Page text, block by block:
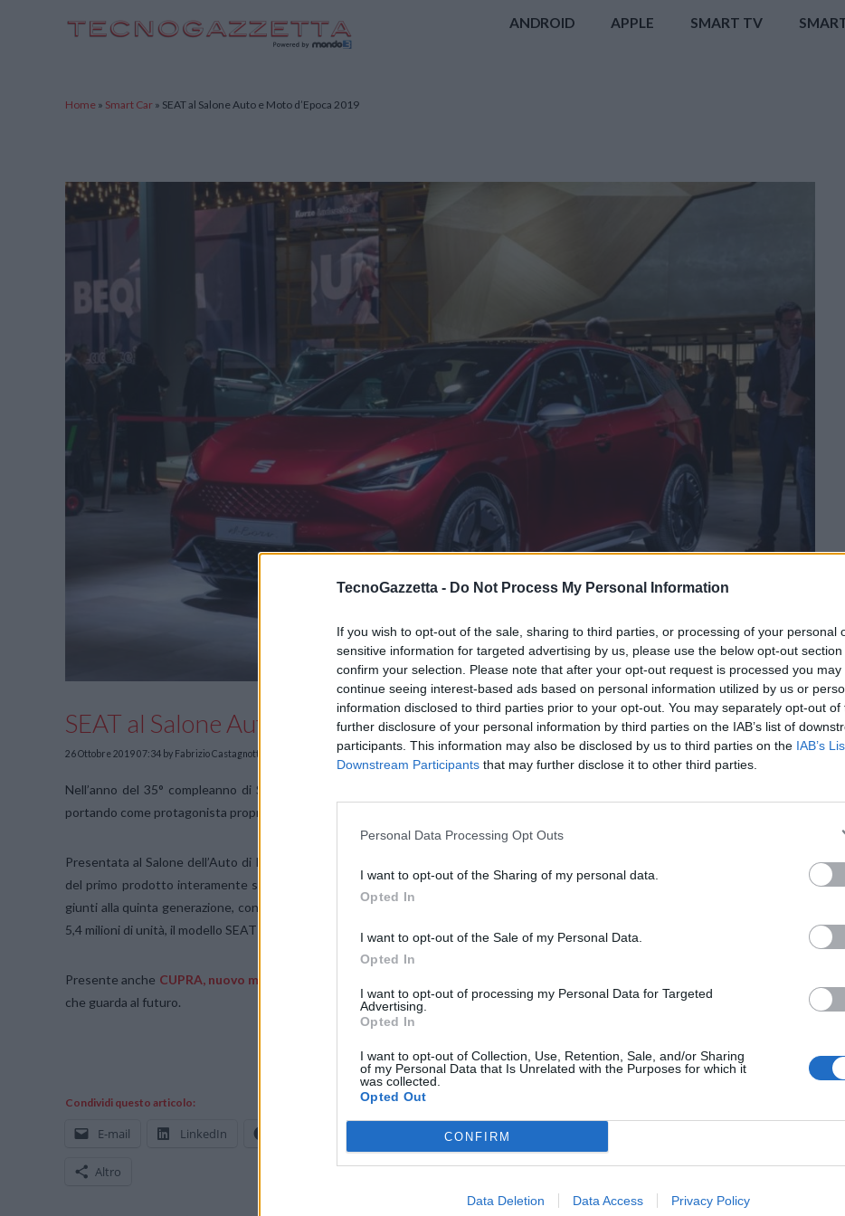
TecnoGazzetta - Do Not Process My Personal Information
If you wish to opt-out of the sale, sharing to third parties, or processing of your personal
sensitive information for targeted advertising by us, please use the below opt-out section
confirm your selection. Please note that after your opt-out request is processed you may
continue seeing interest-based ads based on personal information utilized by us or
information disclosed to third parties prior to your opt-out. You may separately opt-out of
further disclosure of your personal information by third parties on the IAB’s list of
participants. This information may also be disclosed by us to third parties on the IAB’s
Downstream Participants that may further disclose it to other third parties.
Personal Data Processing Opt Outs
I want to opt-out of the Sharing of my personal data.
Opted In
I want to opt-out of the Sale of my Personal Data.
Opted In
I want to opt-out of processing my Personal Data for Targeted
Advertising.
Opted In
I want to opt-out of Collection, Use, Retention, Sale, and/or Sharing
of my Personal Data that Is Unrelated with the Purposes for which it
was collected.
Opted Out
CONFIRM
Data Deletion Data Access Privacy Policy
ANDROID APPLE SMART TV
Home » Smart Car » SEAT al Salone Auto e Moto d’Epoca 2019
SEAT al Salone Auto e Moto d’Epoca 2019
26 Ottobre 2019 07:34 by Fabrizio Castagnotto
Nell’anno del 35° compleanno di SEAT Ibiza, il marchio di Barcellona fa il suo debutto al Salone Auto e Moto d’Epoca di Padova,
portando come protagonista proprio il suo modello più iconico.
Presentata al Salone dell’Auto di Parigi nel 1984, la prima generazione di Ibiza rappresenta una pietra miliare per la casa, trattandosi
del primo prodotto interamente sviluppato da SEAT come società indipendente. Quel momento ha dato il via a una popolarità che,
giunti alla quinta generazione, continua ancora oggi: Ibiza è infatti la vettura del marchio da più tempo sul mercato nonché, con oltre
5,4 milioni di unità, il modello SEAT più venduto di sempre.
Presente anche CUPRA, nuovo marchio indipendente di SEAT
che guarda al futuro.
Condividi questo articolo:
E-mail LinkedIn Mastodon
Altro